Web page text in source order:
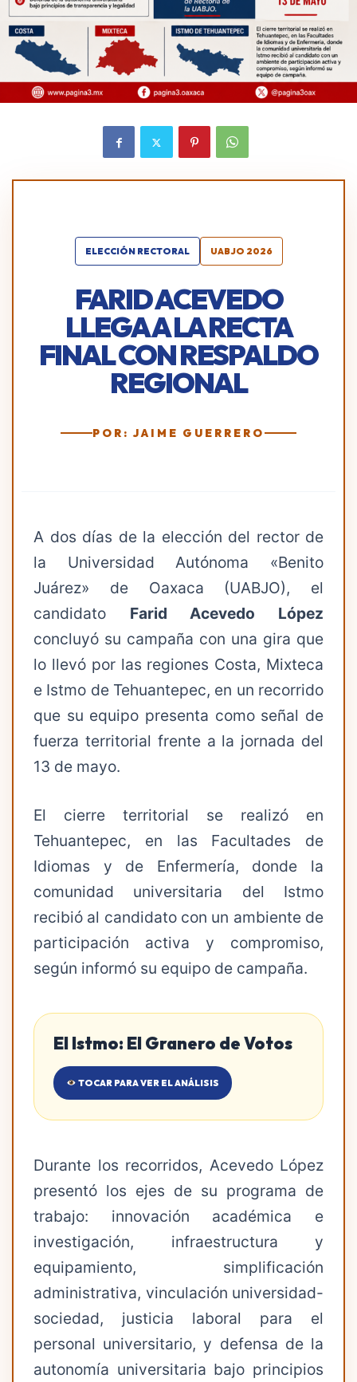
ELECCIÓN RECTORAL UABJO 2026
FARID ACEVEDO
LLEGA A LA RECTA
FINAL CON RESPALDO
REGIONAL
POR: JAIME GUERRERO
A dos días de la elección del rector de
la Universidad Autónoma «Benito
Juárez» de Oaxaca (UABJO), el
candidato Farid Acevedo López
concluyó su campaña con una gira que
lo llevó por las regiones Costa, Mixteca
e Istmo de Tehuantepec, en un recorrido
que su equipo presenta como señal de
fuerza territorial frente a la jornada del
13 de mayo.
El cierre territorial se realizó en
Tehuantepec, en las Facultades de
Idiomas y de Enfermería, donde la
comunidad universitaria del Istmo
recibió al candidato con un ambiente de
participación activa y compromiso,
según informó su equipo de campaña.
El Istmo: El Granero de Votos
TOCAR PARA VER EL ANÁLISIS
Durante los recorridos, Acevedo López
presentó los ejes de su programa de
trabajo: innovación académica e
investigación, infraestructura y
equipamiento, simplificación
administrativa, vinculación universidad-
sociedad, justicia laboral para el
personal universitario, y defensa de la
autonomía universitaria bajo principios